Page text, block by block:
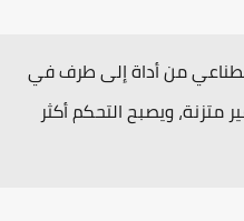
من أداة إلى طرف في
متزنة، ويصبح التحكم أكثر